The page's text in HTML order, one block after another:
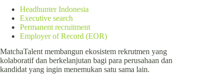
Headhunter Indonesia
Executive search
Permanent recruitment
Employer of Record (EOR)
MatchaTalent membangun ekosistem rekrutmen yang
kolaboratif dan berkelanjutan bagi para perusahaan dan
kandidat yang ingin menemukan satu sama lain.